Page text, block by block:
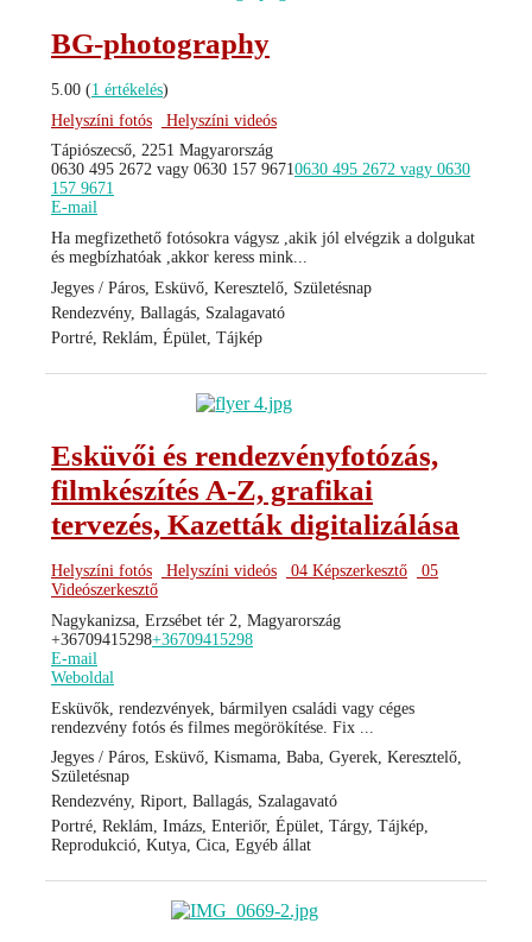
BG-photography
5.00 (1 értékelés)
Helyszíni fotós
Helyszíni videós
Tápiószecső, 2251 Magyarország
0630 495 2672 vagy 0630 157 96710630 495 2672 vagy 0630
157 9671
E-mail
Ha megfizethető fotósokra vágysz ,akik jól elvégzik a dolgukat
és megbízhatóak ,akkor keress mink...
Jegyes / Páros, Esküvő, Keresztelő, Születésnap
Rendezvény, Ballagás, Szalagavató
Portré, Reklám, Épület, Tájkép
Esküvői és rendezvényfotózás,
filmkészítés A-Z, grafikai
tervezés, Kazetták digitalizálása
Helyszíni fotós Helyszíni videós 04 Képszerkesztő
05
Videószerkesztő
Nagykanizsa, Erzsébet tér 2, Magyarország
+36709415298+36709415298
E-mail
Weboldal
Esküvők, rendezvények, bármilyen családi vagy céges
rendezvény fotós és filmes megörökítése. Fix ...
Jegyes / Páros, Esküvő, Kismama, Baba, Gyerek, Keresztelő,
Születésnap
Rendezvény, Riport, Ballagás, Szalagavató
Portré, Reklám, Imázs, Enteriőr, Épület, Tárgy, Tájkép,
Reprodukció, Kutya, Cica, Egyéb állat